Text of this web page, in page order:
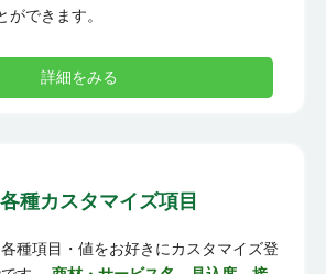
ができます。
詳細をみる
各種カスタマイズ項目
種項目・値をお好きにカスタマイズ登